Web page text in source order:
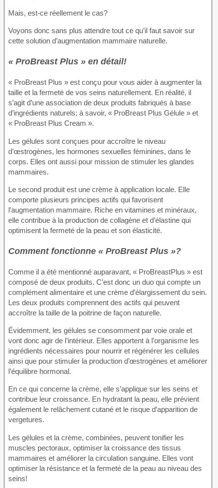
Mais, est-ce réellement le cas?
Voyons donc sans plus attendre tout ce qu’il faut savoir sur
cette solution d’augmentation mammaire naturelle.
« ProBreast Plus » en détail!
« ProBreast Plus » est conçu pour vous aider à augmenter la
taille et la fermeté de vos seins naturellement. En réalité, il
s’agit d’une association de deux produits fabriqués à base
d’ingrédients naturels; à savoir, « ProBreast Plus Gélule » et
« ProBreast Plus Cream ».
Les gélules sont conçues pour accroître le niveau
d’œstrogènes, les hormones sexuelles féminines, dans le
corps. Elles ont aussi pour mission de stimuler les glandes
mammaires.
Le second produit est une crème à application locale. Elle
comporte plusieurs principes actifs qui favorisent
l’augmentation mammaire. Riche en vitamines et minéraux,
elle contribue à la production de collagène et d’élastine qui
optimisent la fermeté de la peau et son élasticité.
Comment fonctionne « ProBreast Plus »?
Comme il a été mentionné auparavant, « ProBreastPlus » est
composé de deux produits. C’est donc un duo qui compte un
complément alimentaire et une crème d’élargissement du sein.
Les deux produits comprennent des actifs qui peuvent
accroître la taille de la poitrine de façon naturelle.
Évidemment, les gélules se consomment par voie orale et
vont donc agir de l’intérieur. Elles apportent à l’organisme les
ingrédients nécessaires pour nourrir et régénérer les cellules
ainsi que pour stimuler la production d’œstrogènes et améliorer
l’équilibre hormonal.
En ce qui concerne la crème, elle s’applique sur les seins et
contribue leur croissance. En hydratant la peau, elle prévient
également le relâchement cutané et le risque d’apparition de
vergetures.
Les gélules et la crème, combinées, peuvent tonifier les
muscles pectoraux, optimiser la croissance des tissus
mammaires et améliorer la circulation sanguine. Elles vont
optimiser la résistance et la fermeté de la peau au niveau des
seins!